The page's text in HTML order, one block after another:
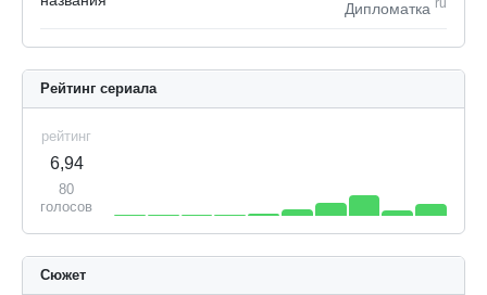
Дипломатка
Рейтинг сериала
рейтинг
6,94
80
голосов
Сюжет